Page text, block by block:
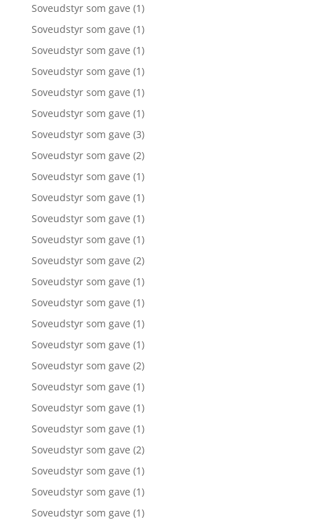
Soveudstyr som gave (1)
Soveudstyr som gave (1)
Soveudstyr som gave (1)
Soveudstyr som gave (1)
Soveudstyr som gave (1)
Soveudstyr som gave (1)
Soveudstyr som gave (3)
Soveudstyr som gave (2)
Soveudstyr som gave (1)
Soveudstyr som gave (1)
Soveudstyr som gave (1)
Soveudstyr som gave (1)
Soveudstyr som gave (2)
Soveudstyr som gave (1)
Soveudstyr som gave (1)
Soveudstyr som gave (1)
Soveudstyr som gave (1)
Soveudstyr som gave (2)
Soveudstyr som gave (1)
Soveudstyr som gave (1)
Soveudstyr som gave (1)
Soveudstyr som gave (2)
Soveudstyr som gave (1)
Soveudstyr som gave (1)
Soveudstyr som gave (1)